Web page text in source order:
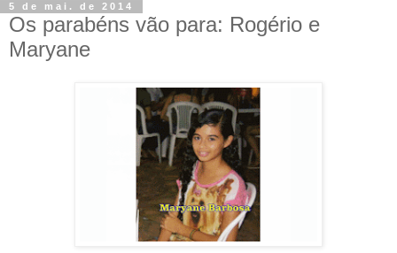
5 de mai. de 2014
Os parabéns vão para: Rogério e
Maryane